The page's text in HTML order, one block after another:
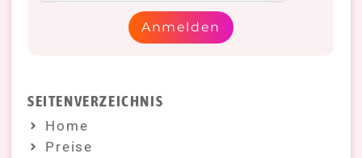
Anmelden
SEITENVERZEICHNIS
Home
Preise